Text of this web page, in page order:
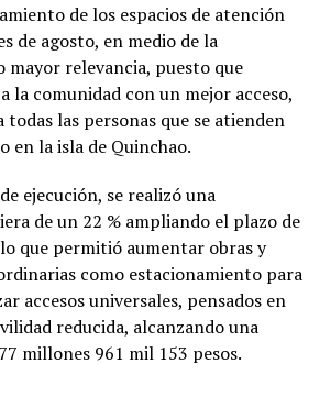
de los espacios de atención
de agosto, en medio de la
mayor relevancia, puesto que
la comunidad con un mejor acceso,
todas las personas que se atienden
en la isla de Quinchao.
ejecución, se realizó una
de un 22 % ampliando el plazo de
que permitió aumentar obras y
como estacionamiento para
accesos universales, pensados en
reducida, alcanzando una
millones 961 mil 153 pesos.